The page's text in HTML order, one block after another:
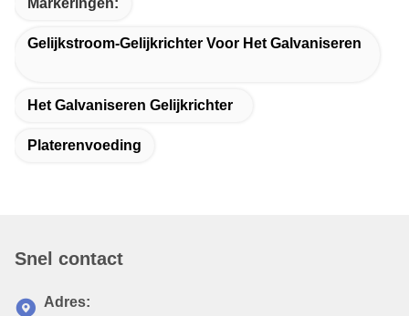
Markeringen:
Gelijkstroom-Gelijkrichter Voor Het Galvaniseren
Het Galvaniseren Gelijkrichter
Platerenvoeding
Snel contact
Adres: